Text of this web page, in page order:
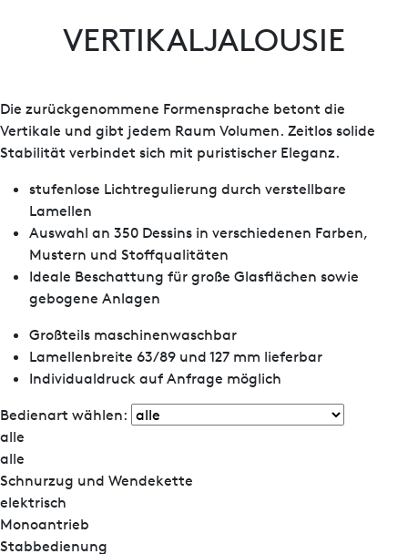
VERTIKALJALOUSIE
Die zurückgenommene Formensprache betont die
Vertikale und gibt jedem Raum Volumen. Zeitlos solide
Stabilität verbindet sich mit puristischer Eleganz.
stufenlose Lichtregulierung durch verstellbare
Lamellen
Auswahl an 350 Dessins in verschiedenen Farben,
Mustern und Stoffqualitäten
Ideale Beschattung für große Glasflächen sowie
gebogene Anlagen
Großteils maschinenwaschbar
Lamellenbreite 63/89 und 127 mm lieferbar
Individualdruck auf Anfrage möglich
Bedienart wählen:
alle
alle
Schnurzug und Wendekette
elektrisch
Monoantrieb
Stabbedienung